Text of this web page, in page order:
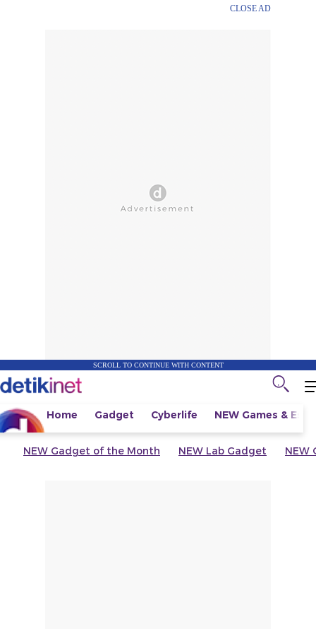
CLOSE AD
SCROLL TO CONTINUE WITH CONTENT
Home Gadget Cyberlife NEW Games &
NEW Gadget of the Month NEW Lab Gadget NEW